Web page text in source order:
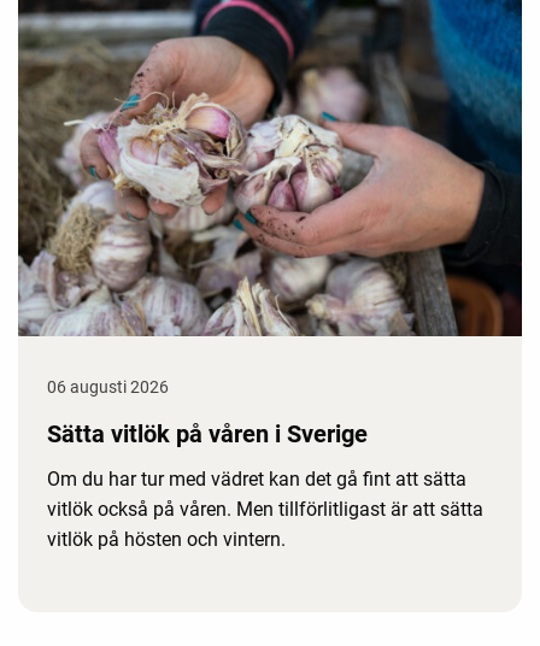
06 augusti 2026
Sätta vitlök på våren i Sverige
Om du har tur med vädret kan det gå fint att sätta
vitlök också på våren. Men tillförlitligast är att sätta
vitlök på hösten och vintern.